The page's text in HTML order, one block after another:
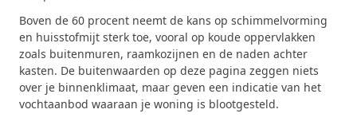
Boven de 60 procent neemt de kans op schimmelvorming
en huisstofmijt sterk toe, vooral op koude oppervlakken
zoals buitenmuren, raamkozijnen en de naden achter
kasten. De buitenwaarden op deze pagina zeggen niets
over je binnenklimaat, maar geven een indicatie van het
vochtaanbod waaraan je woning is blootgesteld.